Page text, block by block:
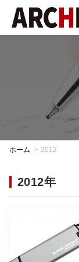
ホーム > 2012
2012年